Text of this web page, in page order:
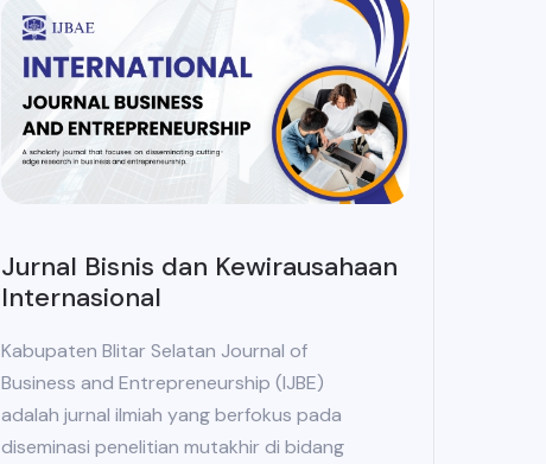
Jurnal Bisnis dan Kewirausahaan
Internasional
Kabupaten Blitar Selatan Journal of
Business and Entrepreneurship (IJBE)
adalah jurnal ilmiah yang berfokus pada
diseminasi penelitian mutakhir di bidang